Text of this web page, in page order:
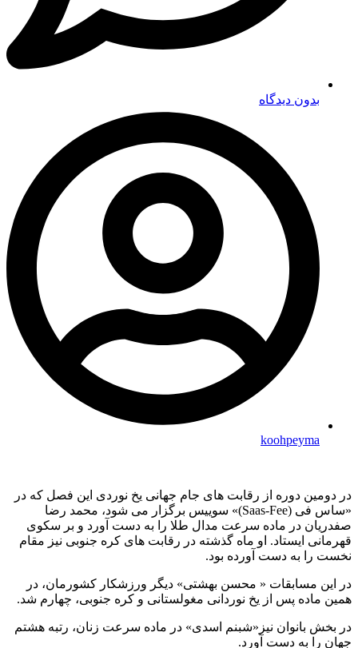
بدون دیدگاه
koohpeyma
در دومین دوره از رقابت های جام جهانی یخ نوردی این فصل که در
«ساس فی (Saas-Fee)» سوییس برگزار می شود، محمد رضا
صفدریان در ماده سرعت مدال طلا را به دست آورد و بر سکوی
قهرمانی ایستاد. او ماه گذشته در رقابت های کره جنوبی نیز مقام
نخست را به دست آورده بود.
در این مسابقات « محسن بهشتی» دیگر ورزشکار کشورمان، در
همین ماده پس از یخ نوردانی مغولستانی و کره جنوبی، چهارم شد.
در بخش بانوان نیز«شبنم اسدی» در ماده سرعت زنان، رتبه هشتم
جهان را به دست آورد.